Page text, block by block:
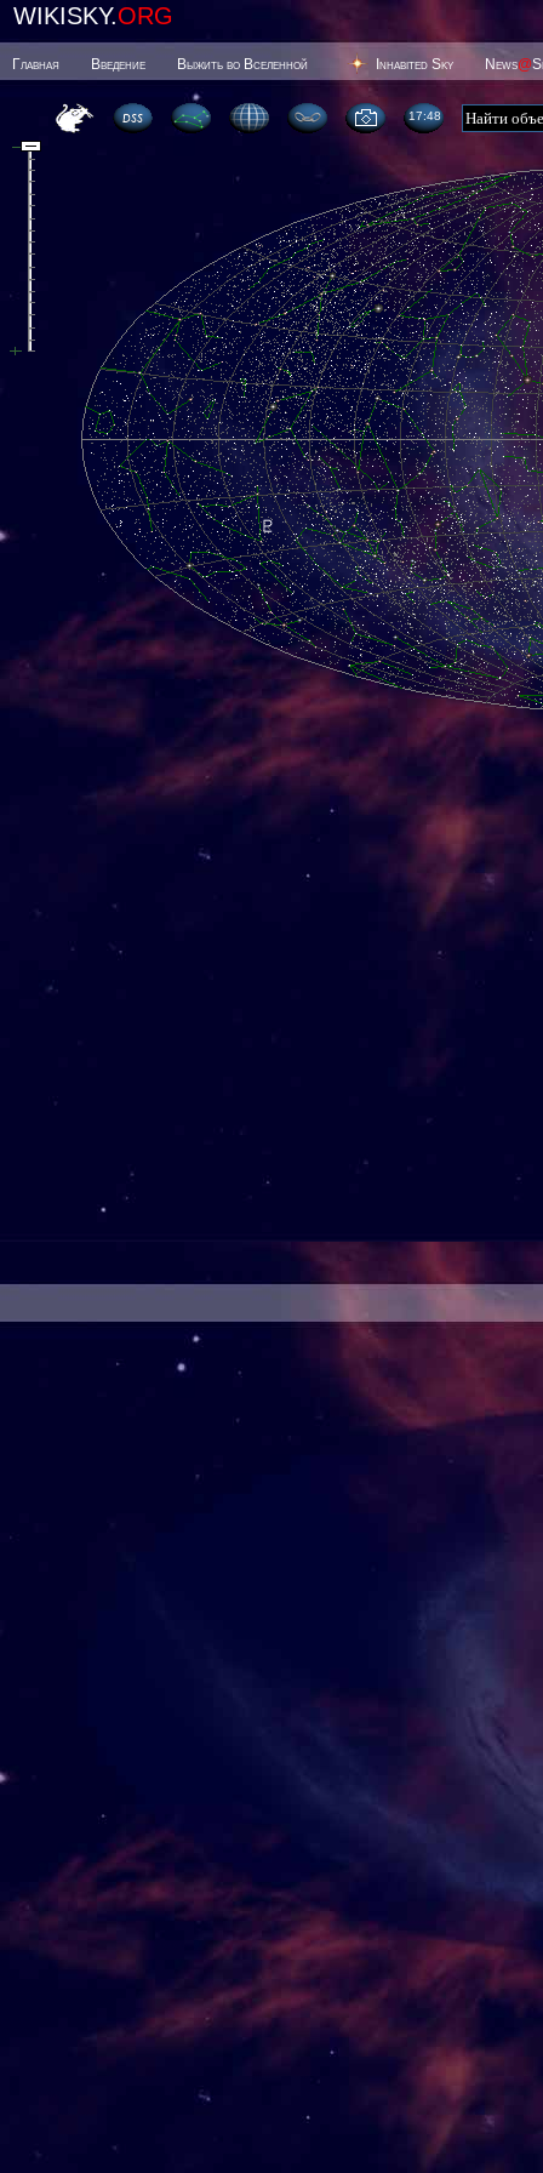
WIKISKY.ORG
Главная Введение Выжить во Вселенной Inhabited Sky News@
17 48